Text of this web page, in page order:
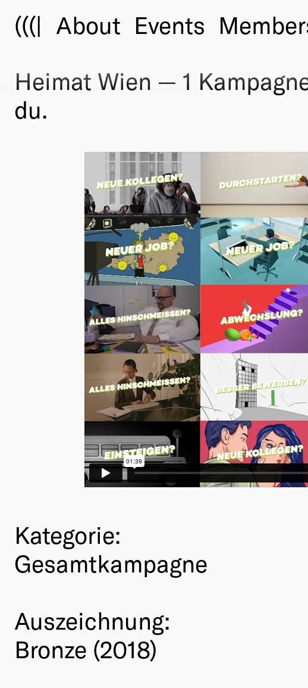
(((| About Events
Heimat Wien — 1
du.
Kategorie:
Gesamtkampagne
Auszeichnung:
Bronze (2018)